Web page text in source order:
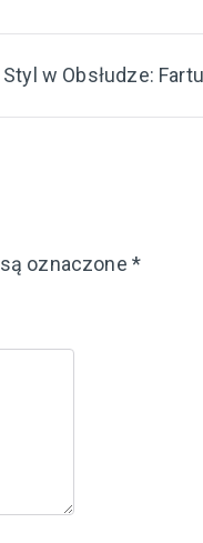
w Obsłudze:
oznaczone *